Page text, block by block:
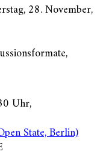
28. November,
Uhr,
State, Berlin)